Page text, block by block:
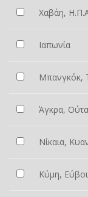
Χαβάη,
Ιαπωνία
Μπανγκόκ,
Άγκρα,
Νίκαια,
Κύμη,